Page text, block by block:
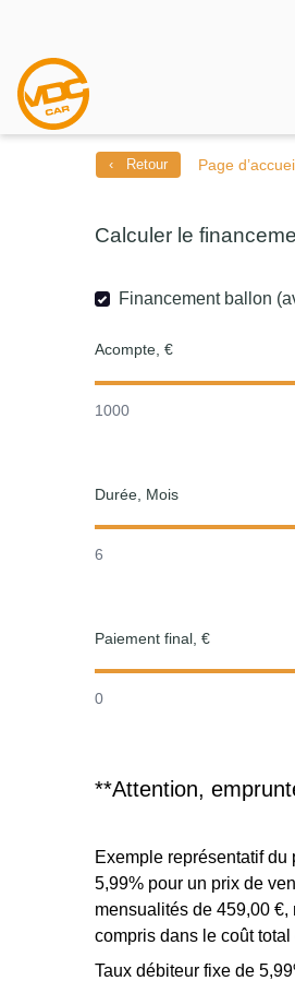
‹ Retour Page
Calculer le
Financement ballon
Acompte, €
1000
Durée, Mois
6
Paiement final, €
0
**Attention,
Exemple représentatif du
5,99% pour un prix de
mensualités de 459,00
compris dans le coût total
Taux débiteur fixe de